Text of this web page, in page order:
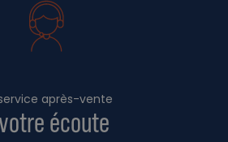
après-vente
écoute